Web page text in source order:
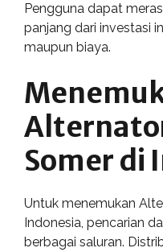
Pengguna dapat
panjang dari investasi
maupun biaya.
Somer di
Untuk menemukan
Indonesia, pencarian
berbagai saluran.